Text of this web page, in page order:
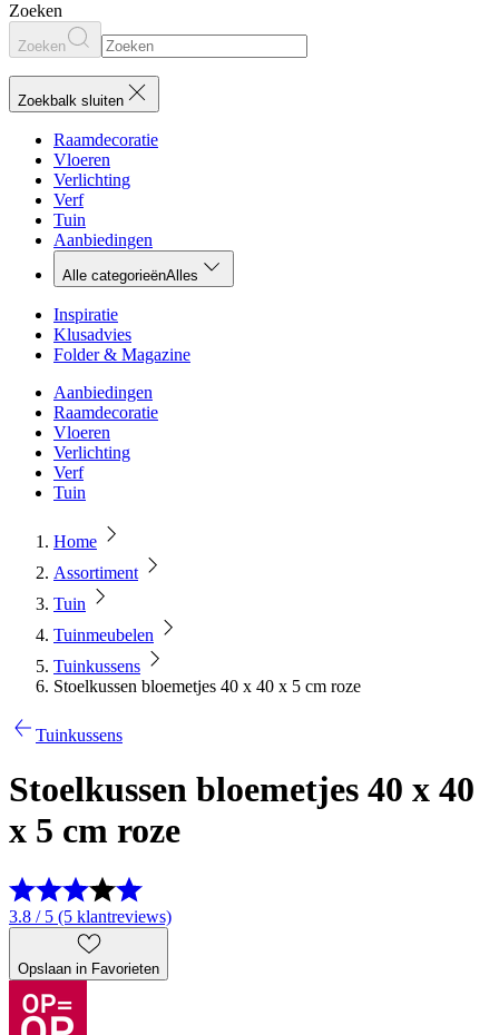
Zoeken
Zoeken
Zoekbalk sluiten
Raamdecoratie
Vloeren
Verlichting
Verf
Tuin
Aanbiedingen
Alle categorieënAlles
Inspiratie
Klusadvies
Folder & Magazine
Aanbiedingen
Raamdecoratie
Vloeren
Verlichting
Verf
Tuin
Home
Assortiment
Tuin
Tuinmeubelen
Tuinkussens
Stoelkussen bloemetjes 40 x 40 x 5 cm roze
Tuinkussens
Stoelkussen bloemetjes 40 x 40
x 5 cm roze
3.8 / 5 (5 klantreviews)
Opslaan in Favorieten